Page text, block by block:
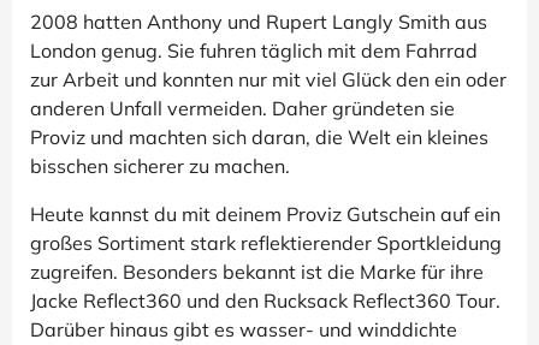
2008 hatten Anthony und Rupert Langly Smith aus
London genug. Sie fuhren täglich mit dem Fahrrad
zur Arbeit und konnten nur mit viel Glück den ein oder
anderen Unfall vermeiden. Daher gründeten sie
Proviz und machten sich daran, die Welt ein kleines
bisschen sicherer zu machen.
Heute kannst du mit deinem Proviz Gutschein auf ein
großes Sortiment stark reflektierender Sportkleidung
zugreifen. Besonders bekannt ist die Marke für ihre
Jacke Reflect360 und den Rucksack Reflect360 Tour.
Darüber hinaus gibt es wasser- und winddichte